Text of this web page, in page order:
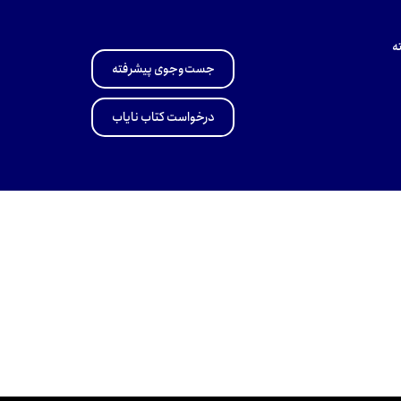
جست‌وجوی پیشرفته
درخواست کتاب نایاب